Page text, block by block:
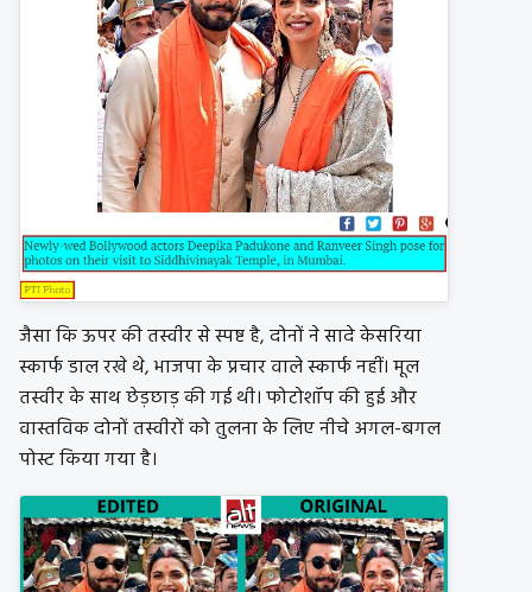
जैसा कि ऊपर की तस्वीर से स्पष्ट है, दोनों ने सादे केसरिया
स्कार्फ डाल रखे थे, भाजपा के प्रचार वाले स्कार्फ नहीं। मूल
तस्वीर के साथ छेड़छाड़ की गई थी। फोटोशॉप की हुई और
वास्तविक दोनों तस्वीरों को तुलना के लिए नीचे अगल-बगल
पोस्ट किया गया है।